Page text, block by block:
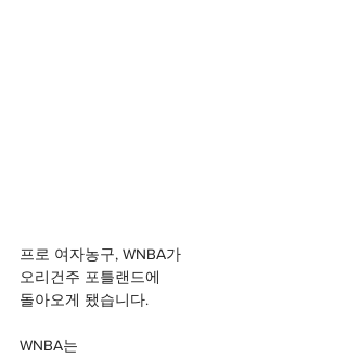
프로 여자농구, WNBA가
오리건주 포틀랜드에
돌아오게 됐습니다.
WNBA는